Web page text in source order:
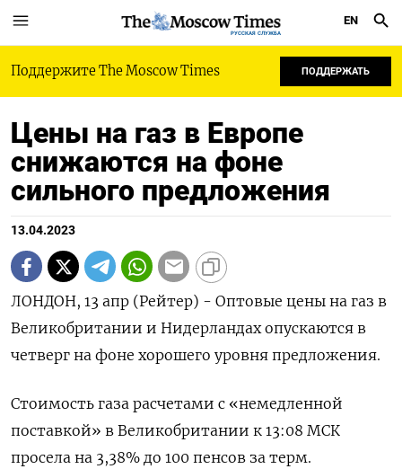
РУССКАЯ СЛУЖБА
EN
Поддержите The Moscow Times ПОДДЕРЖАТЬ
Цены на газ в Европе
снижаются на фоне
сильного предложения
13.04.2023
ЛОНДОН, 13 апр (Рейтер) - Оптовые цены на газ в
Великобритании и Нидерландах опускаются в
четверг на фоне хорошего уровня предложения.
Стоимость газа расчетами с «немедленной
поставкой» в Великобритании к 13:08 МСК
просела на 3,38% до 100 пенсов за терм.